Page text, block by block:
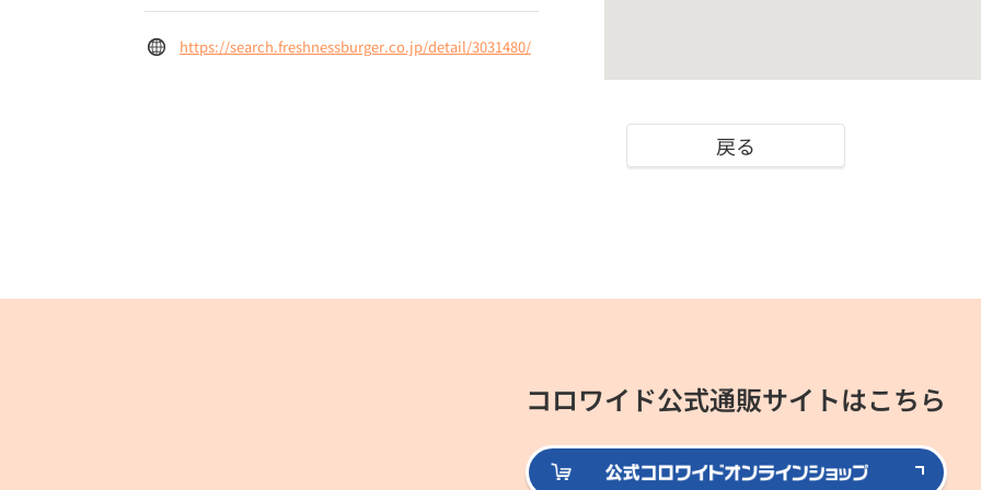
https://search.freshnessburger.co.jp/detail/3031480/
戻る
コロワイド公式通販サイトはこちら
公式